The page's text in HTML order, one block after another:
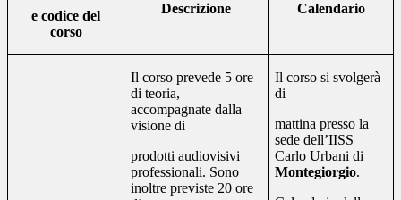
e codice del
corso
Descrizione Calendario
Il corso prevede 5 ore
di teoria,
accompagnate dalla
visione di
prodotti audiovisivi
professionali. Sono
inoltre previste 20 ore
Il corso si svolgerà
di
mattina presso la
sede dell’IISS
Carlo Urbani di
Montegiorgio.